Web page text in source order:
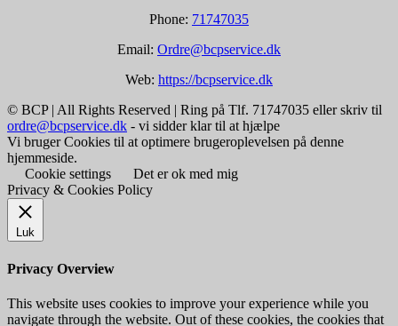
Phone: 71747035
Email: Ordre@bcpservice.dk
Web: https://bcpservice.dk
© BCP | All Rights Reserved | Ring på Tlf. 71747035 eller skriv til
ordre@bcpservice.dk - vi sidder klar til at hjælpe
Vi bruger Cookies til at optimere brugeroplevelsen på denne
hjemmeside.
Cookie settings
Det er ok med mig
Privacy & Cookies Policy
Luk
Privacy Overview
This website uses cookies to improve your experience while you
navigate through the website. Out of these cookies, the cookies that